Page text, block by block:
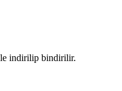
indirilip bindirilir.